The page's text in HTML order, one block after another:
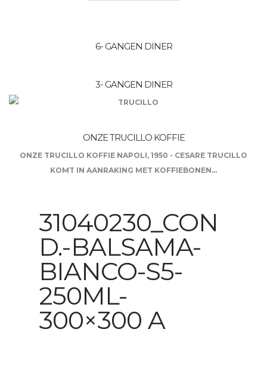
6- GANGEN DINER
3- GANGEN DINER
ONZE TRUCILLO KOFFIE
ONZE TRUCILLO KOFFIE NAPOLI, 1950 - CESARE TRUCILLO
KOMT IN AANRAKING MET KOFFIEBONEN...
31040230_CON
D.-BALSAMA-
BIANCO-S5-
250ML-
300×300 A